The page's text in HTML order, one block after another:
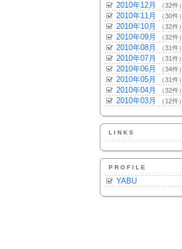
2010年12月 （32件）
2010年11月 （30件）
2010年10月 （32件）
2010年09月 （32件）
2010年08月 （31件）
2010年07月 （31件）
2010年06月 （34件）
2010年05月 （31件）
2010年04月 （32件）
2010年03月 （12件）
LINKS
PROFILE
YABU